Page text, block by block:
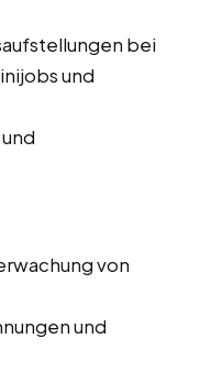
bei
und
von
und